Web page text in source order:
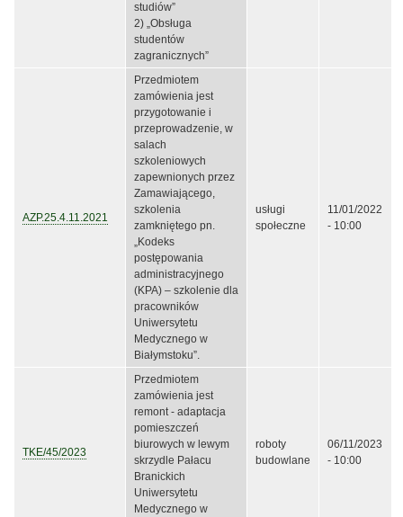
studiów”
2) „Obsługa
studentów
zagranicznych”
AZP.25.4.11.2021
Przedmiotem
zamówienia jest
przygotowanie i
przeprowadzenie, w
salach
szkoleniowych
zapewnionych przez
Zamawiającego,
szkolenia
zamkniętego pn.
„Kodeks
postępowania
administracyjnego
(KPA) – szkolenie dla
pracowników
Uniwersytetu
Medycznego w
Białymstoku”.
usługi
społeczne
11/01/2022
- 10:00
TKE/45/2023
Przedmiotem
zamówienia jest
remont - adaptacja
pomieszczeń
biurowych w lewym
skrzydle Pałacu
Branickich
Uniwersytetu
Medycznego w
roboty
budowlane
06/11/2023
- 10:00